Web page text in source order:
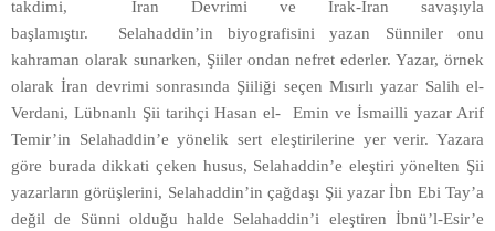
takdimi, İran Devrimi ve Irak-İran savaşıyla
başlamıştır. Selahaddin’in biyografisini yazan Sünniler onu
kahraman olarak sunarken, Şiiler ondan nefret ederler. Yazar, örnek
olarak İran devrimi sonrasında Şiiliği seçen Mısırlı yazar Salih el-
Verdani, Lübnanlı Şii tarihçi Hasan el- Emin ve İsmailli yazar Arif
Temir’in Selahaddin’e yönelik sert eleştirilerine yer verir. Yazara
göre burada dikkati çeken husus, Selahaddin’e eleştiri yönelten Şii
yazarların görüşlerini, Selahaddin’in çağdaşı Şii yazar İbn Ebi Tay’a
değil de Sünni olduğu halde Selahaddin’i eleştiren İbnü’l-Esir’e